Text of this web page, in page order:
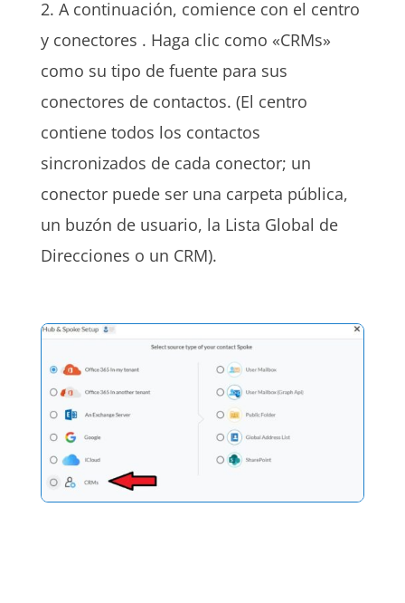
2. A continuación, comience con el centro
y conectores . Haga clic como «CRMs»
como su tipo de fuente para sus
conectores de contactos. (El centro
contiene todos los contactos
sincronizados de cada conector; un
conector puede ser una carpeta pública,
un buzón de usuario, la Lista Global de
Direcciones o un CRM).